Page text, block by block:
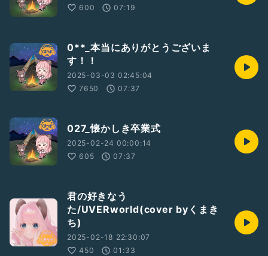
600
07:19
0**_本当にありがとうございま
す！！
2025-03-03 02:45:04
7650
07:37
027_懐かしき卒業式
2025-02-24 00:00:14
605
07:37
君の好きなう
た/UVERworld(cover byくまき
ち)
2025-02-18 22:30:07
450
01:33